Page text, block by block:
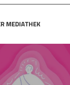
MEDIATHEK